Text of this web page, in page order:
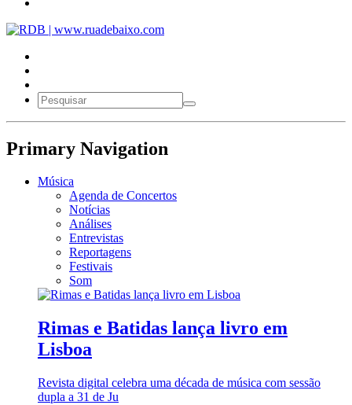
Primary Navigation
Música
Agenda de Concertos
Notícias
Análises
Entrevistas
Reportagens
Festivais
Som
Rimas e Batidas lança livro em
Lisboa
Revista digital celebra uma década de música com sessão
dupla a 31 de Ju